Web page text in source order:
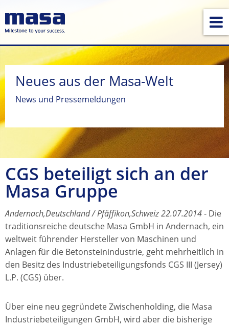
Neues aus der Masa-Welt
News und Pressemeldungen
CGS beteiligt sich an der
Masa Gruppe
Andernach,Deutschland / Pfäffikon,Schweiz 22.07.2014- Die
traditionsreiche deutsche Masa GmbH in Andernach, ein
weltweit führender Hersteller von Maschinen und
Anlagen für die Betonsteinindustrie, geht mehrheitlich in
den Besitz des Industriebeteiligungsfonds CGS III (Jersey)
L.P. (CGS) über.
Über eine neu gegründete Zwischenholding, die Masa
Industriebeteiligungen GmbH, wird aber die bisherige